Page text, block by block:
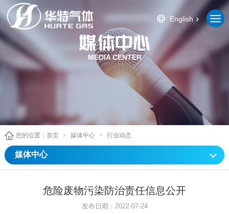
English
MEDIA CENTER
您的位置： 首页 > 媒体中心 > 行业动态
媒体中心
危险废物污染防治责任信息公开
发布日期：2022-07-24